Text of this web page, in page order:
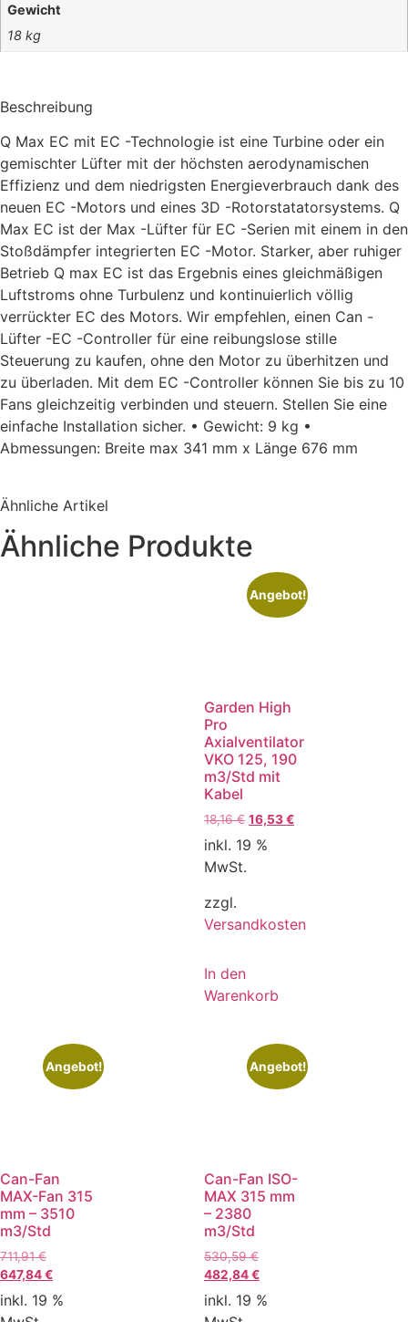
Gewicht
18 kg
Beschreibung
Q Max EC mit EC -Technologie ist eine Turbine oder ein
gemischter Lüfter mit der höchsten aerodynamischen
Effizienz und dem niedrigsten Energieverbrauch dank des
neuen EC -Motors und eines 3D -Rotorstatatorsystems. Q
Max EC ist der Max -Lüfter für EC -Serien mit einem in den
Stoßdämpfer integrierten EC -Motor. Starker, aber ruhiger
Betrieb Q max EC ist das Ergebnis eines gleichmäßigen
Luftstroms ohne Turbulenz und kontinuierlich völlig
verrückter EC des Motors. Wir empfehlen, einen Can -
Lüfter -EC -Controller für eine reibungslose stille
Steuerung zu kaufen, ohne den Motor zu überhitzen und
zu überladen. Mit dem EC -Controller können Sie bis zu 10
Fans gleichzeitig verbinden und steuern. Stellen Sie eine
einfache Installation sicher. • Gewicht: 9 kg •
Abmessungen: Breite max 341 mm x Länge 676 mm
Ähnliche Artikel
Ähnliche Produkte
Angebot!
Garden High
Pro
Axialventilator
VKO 125, 190
m3/Std mit
Kabel
18,16€ 16,53€
inkl. 19 %
MwSt.
zzgl.
Versandkosten
In den
Warenkorb
Angebot!
Can-Fan
MAX-Fan 315
mm – 3510
m3/Std
711,91€
647,84€
inkl. 19 %
Angebot!
Can-Fan ISO-
MAX 315 mm
– 2380
m3/Std
530,59€
482,84€
inkl. 19 %